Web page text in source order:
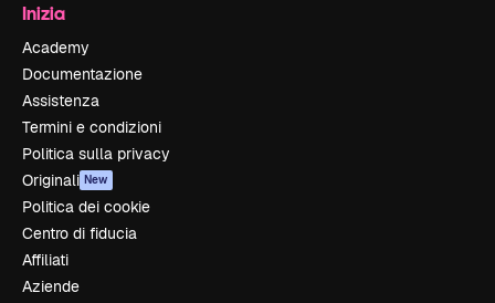
Inizia
Academy
Documentazione
Assistenza
Termini e condizioni
Politica sulla privacy
Originali New
Politica dei cookie
Centro di fiducia
Affiliati
Aziende